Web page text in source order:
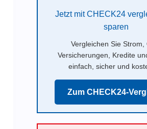
Jetzt mit CHECK24
sparen
Vergleichen Sie Strom,
Versicherungen, Kredite
einfach, sicher und
Zum CHECK24-